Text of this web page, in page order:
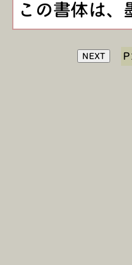
この書体は、